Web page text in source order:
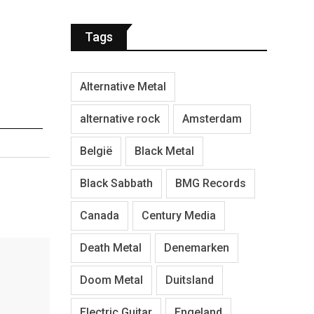
Tags
Alternative Metal
alternative rock Amsterdam
België Black Metal
Black Sabbath BMG Records
Canada Century Media
Death Metal Denemarken
Doom Metal Duitsland